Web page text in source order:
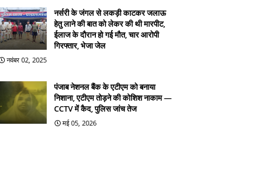
नर्सरी के जंगल से लकड़ी काटकर जलाऊ
हेतु लाने की बात को लेकर की थी मारपीट,
ईलाज के दौरान हो गई मौत, चार आरोपी
गिरफ्तार, भेजा जेल
नवंबर 02, 2025
पंजाब नेशनल बैंक के एटीएम को बनाया
निशाना, एटीएम तोड़ने की कोशिश नाकाम —
CCTV में कैद, पुलिस जांच तेज
मई 05, 2026